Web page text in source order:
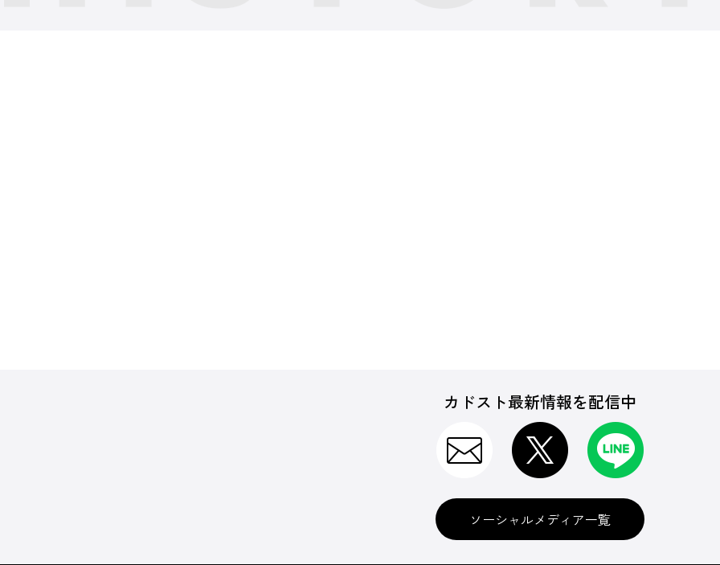
カドスト最新情報を配信中
ソーシャルメディア一覧